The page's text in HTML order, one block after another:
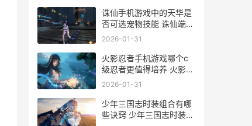
诛仙手机游戏中的天华是
否可选宠物技能 诛仙端游
手机版
2026-01-31
火影忍者手机游戏哪个c
级忍者更值得培养 火影忍
者手机游戏终极风暴
2026-01-31
少年三国志时装组合有哪
些诀窍 少年三国志时装转